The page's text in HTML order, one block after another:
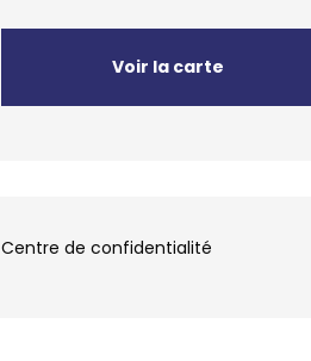
Voir la carte
Centre de confidentialité